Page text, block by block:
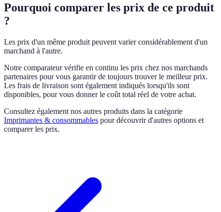
Pourquoi comparer les prix de ce produit
?
Les prix d'un même produit peuvent varier considérablement d'un
marchand à l'autre.
Notre comparateur vérifie en continu les prix chez nos marchands
partenaires pour vous garantir de toujours trouver le meilleur prix.
Les frais de livraison sont également indiqués lorsqu'ils sont
disponibles, pour vous donner le coût total réel de votre achat.
Consultez également nos autres produits dans la catégorie
Imprimantes & consommables pour découvrir d'autres options et
comparer les prix.